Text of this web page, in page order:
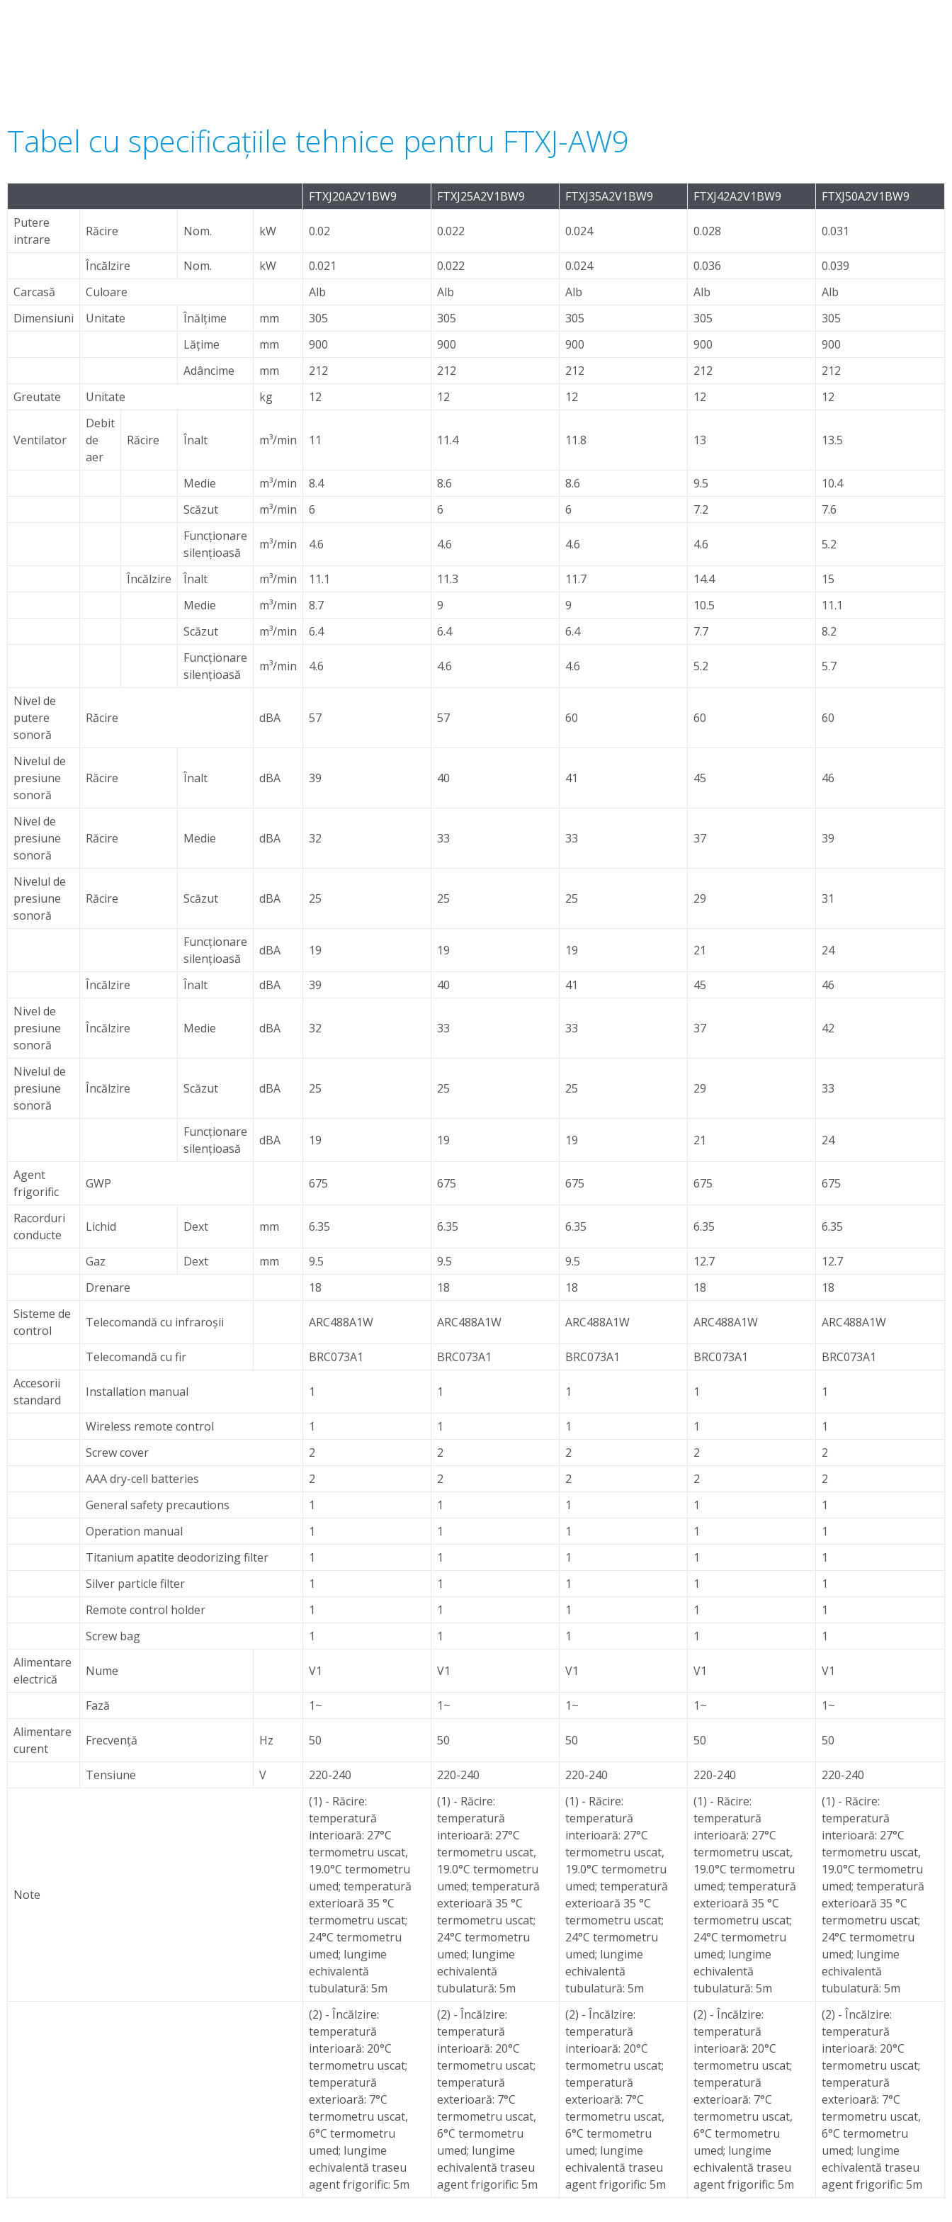
Tabel cu specificaţiile tehnice pentru FTXJ-AW9
FTXJ20A2V1BW9 FTXJ25A2V1BW9 FTXJ35A2V1BW9 FTXJ42A2V1BW9
FTXJ50A2V1BW9
Putere
intrare
Răcire Nom. kW 0.02 0.022 0.024 0.028 0.031
Încălzire Nom. kW 0.021 0.022 0.024 0.036
0.039
Carcasă
Culoare Alb Alb Alb Alb
Alb
Dimensiuni
Unitate Înălțime mm 305 305 305 305
305
Lățime
mm 900 900 900 900
900
Adâncime
mm 212 212 212 212
212
Greutate
Unitate kg 12 12 12 12 12
Ventilator
Debit
de
aer
Răcire Înalt m³/min 11 11.4 11.8 13 13.5
Medie m³/min 8.4 8.6 8.6 9.5
10.4
Scăzut
m³/min 6 6 6 7.2
7.6
Funcţionare
silenţioasă
m³/min 4.6 4.6 4.6 4.6 5.2
Încălzire Înalt m³/min 11.1 11.3 11.7 14.4
15
Medie
m³/min 8.7 9 9 10.5
11.1
Scăzut
m³/min 6.4 6.4 6.4 7.7
8.2
Funcţionare
silenţioasă
m³/min 4.6 4.6 4.6 5.2 5.7
Nivel de
putere
sonoră
Răcire dBA 57 57 60 60 60
Nivelul de
presiune
sonoră
Răcire Înalt dBA 39 40 41 45 46
Nivel de
presiune
sonoră
Răcire Medie dBA 32 33 33 37 39
Nivelul de
presiune
sonoră
Răcire Scăzut dBA 25 25 25 29 31
Funcţionare
silenţioasă
dBA 19 19 19 21 24
Încălzire Înalt dBA 39 40 41 45
46
Nivel de
presiune
sonoră
Încălzire Medie dBA 32 33 33 37 42
Nivelul de
presiune
sonoră
Încălzire Scăzut dBA 25 25 25 29 33
Funcţionare
silenţioasă
dBA 19 19 19 21 24
Agent
frigorific
GWP 675 675 675 675 675
Racorduri
conducte
Lichid Dext mm 6.35 6.35 6.35 6.35 6.35
Gaz Dext mm 9.5 9.5 9.5 12.7
12.7
Drenare
18 18 18 18
18
Sisteme de
control
Telecomandă cu infraroșii ARC488A1W ARC488A1W ARC488A1W ARC488A1W ARC488A1W
Telecomandă cu fir BRC073A1 BRC073A1 BRC073A1 BRC073A1
BRC073A1
Accesorii
standard
Installation manual 1 1 1 1 1
Wireless remote control 1 1 1 1
1
Screw cover
2 2 2 2
2
AAA dry-cell batteries
2 2 2 2
2
General safety precautions
1 1 1 1
1
Operation manual
1 1 1 1
1
Titanium apatite deodorizing filter
1 1 1 1
1
Silver particle filter
1 1 1 1
1
Remote control holder
1 1 1 1
1
Screw bag
1 1 1 1
1
Alimentare
electrică
Nume V1 V1 V1 V1 V1
Fază 1~ 1~ 1~ 1~
1~
Alimentare
curent
Frecvenţă Hz 50 50 50 50 50
Tensiune V 220-240 220-240 220-240 220-240 220-240
Note
(1) - Răcire:
temperatură
interioară: 27°C
termometru uscat,
19.0°C termometru
umed; temperatură
exterioară 35 °C
termometru uscat;
24°C termometru
umed; lungime
echivalentă
tubulatură: 5m
(1) - Răcire:
temperatură
interioară: 27°C
termometru uscat,
19.0°C termometru
umed; temperatură
exterioară 35 °C
termometru uscat;
24°C termometru
umed; lungime
echivalentă
tubulatură: 5m
(1) - Răcire:
temperatură
interioară: 27°C
termometru uscat,
19.0°C termometru
umed; temperatură
exterioară 35 °C
termometru uscat;
24°C termometru
umed; lungime
echivalentă
tubulatură: 5m
(1) - Răcire:
temperatură
interioară: 27°C
termometru uscat,
19.0°C termometru
umed; temperatură
exterioară 35 °C
termometru uscat;
24°C termometru
umed; lungime
echivalentă
tubulatură: 5m
(1) - Răcire:
temperatură
interioară: 27°C
termometru uscat,
19.0°C termometru
umed; temperatură
exterioară 35 °C
termometru uscat;
24°C termometru
umed; lungime
echivalentă
tubulatură: 5m
(2) - Încălzire:
temperatură
interioară: 20°C
termometru uscat;
temperatură
exterioară: 7°C
termometru uscat,
6°C termometru
umed; lungime
echivalentă traseu
agent frigorific: 5m
(2) - Încălzire:
temperatură
interioară: 20°C
termometru uscat;
temperatură
exterioară: 7°C
termometru uscat,
6°C termometru
umed; lungime
echivalentă traseu
agent frigorific: 5m
(2) - Încălzire:
temperatură
interioară: 20°C
termometru uscat;
temperatură
exterioară: 7°C
termometru uscat,
6°C termometru
umed; lungime
echivalentă traseu
agent frigorific: 5m
(2) - Încălzire:
temperatură
interioară: 20°C
termometru uscat;
temperatură
exterioară: 7°C
termometru uscat,
6°C termometru
umed; lungime
echivalentă traseu
agent frigorific: 5m
(2) - Încălzire:
temperatură
interioară: 20°C
termometru uscat;
temperatură
exterioară: 7°C
termometru uscat,
6°C termometru
umed; lungime
echivalentă traseu
agent frigorific: 5m